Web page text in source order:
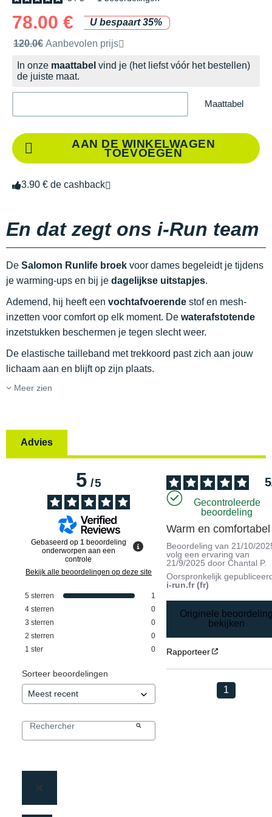
78.00 €
U bespaart 35%
Door het merk aanbevolen verkoopprijs
120.0€ Aanbevolen prijs
In onze maattabel vind je (het liefst vóór het bestellen)
de juiste maat.
Maattabel
AAN DE WINKELWAGEN
TOEVOEGEN
3.90 € de cashback
En dat zegt ons i-Run team
De Salomon Runlife broek voor dames begeleidt je tijdens
je warming-ups en bij je dagelijkse uitstapjes.
Ademend, hij heeft een vochtafvoerende stof en mesh-
inzetten voor comfort op elk moment. De waterafstotende
inzetstukken beschermen je tegen slecht weer.
De elastische tailleband met trekkoord past zich aan jouw
lichaam aan en blijft op zijn plaats.
Meer zien
Advies
5/5
Gebaseerd op 1 beoordeling
onderworpen aan een
controle
Bekijk alle beoordelingen op deze site
5 sterren
1
4 sterren
0
3 sterren
0
2 sterren
0
1 ster 0
Sorteer beoordelingen
5
Gecontroleerde
beoordeling
Warm en comfortabel
Beoordeling van 21/10/
volg een ervaring van
21/9/2025 doorChantal P.
Oorspronkelijk
i-run.fr (fr)
Originele
bekijken
Rapporteer
1